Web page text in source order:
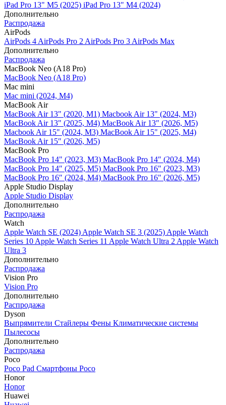
iPad Pro 13" M5 (2025) iPad Pro 13" M4 (2024)
Дополнительно
Распродажа
AirPods
AirPods 4 AirPods Pro 2 AirPods Pro 3 AirPods Max
Дополнительно
Распродажа
MacBook Neo (A18 Pro)
MacBook Neo (A18 Pro)
Mac mini
Mac mini (2024, M4)
MacBook Air
MacBook Air 13" (2020, M1) Macbook Air 13" (2024, M3)
MacBook Air 13" (2025, M4) MacBook Air 13″ (2026, M5)
Macbook Air 15" (2024, M3) MacBook Air 15" (2025, M4)
MacBook Air 15″ (2026, M5)
MacBook Pro
MacBook Pro 14" (2023, M3) MacBook Pro 14″ (2024, M4)
MacBook Pro 14″ (2025, M5) MacBook Pro 16" (2023, M3)
MacBook Pro 16″ (2024, M4) MacBook Pro 16" (2026, M5)
Apple Studio Display
Apple Studio Display
Дополнительно
Распродажа
Watch
Apple Watch SE (2024) Apple Watch SE 3 (2025) Apple Watch
Series 10 Apple Watch Series 11 Apple Watch Ultra 2 Apple Watch
Ultra 3
Дополнительно
Распродажа
Vision Pro
Vision Pro
Дополнительно
Распродажа
Dyson
Выпрямители Стайлеры Фены Климатические системы
Пылесосы
Дополнительно
Распродажа
Poco
Poco Pad Смартфоны Poco
Honor
Honor
Huawei